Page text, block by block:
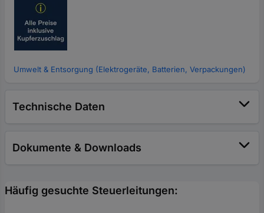
Umwelt & Entsorgung (Elektrogeräte, Batterien, Verpackungen)
Technische Daten
Dokumente & Downloads
Häufig gesuchte Steuerleitungen: